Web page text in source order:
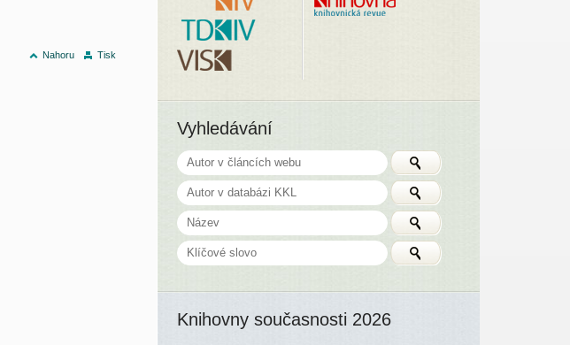
Nahoru Tisk
Vyhledávání
Knihovny současnosti 2026